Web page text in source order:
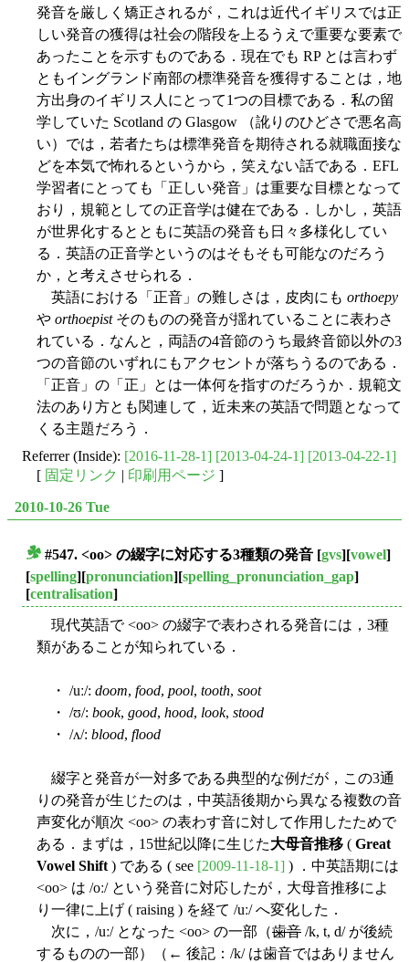
発音を厳しく矯正されるが，これは近代イギリスでは正
しい発音の獲得は社会の階段を上るうえで重要な要素で
あったことを示すものである．現在でも RP とは言わず
ともイングランド南部の標準発音を獲得することは，地
方出身のイギリス人にとって1つの目標である．私の留
学していた Scotland の Glasgow （訛りのひどさで悪名高
い）では，若者たちは標準発音を期待される就職面接な
どを本気で怖れるというから，笑えない話である．EFL
学習者にとっても「正しい発音」は重要な目標となって
おり，規範としての正音学は健在である．しかし，英語
が世界化するとともに英語の発音も日々多様化してい
る．英語の正音学というのはそもそも可能なのだろう
か，と考えさせられる．
英語における「正音」の難しさは，皮肉にも orthoepy
や orthoepistそのものの発音が揺れていることに表わさ
れている．なんと，両語の4音節のうち最終音節以外の3
つの音節のいずれにもアクセントが落ちうるのである．
「正音」の「正」とは一体何を指すのだろうか．規範文
法のあり方とも関連して，近未来の英語で問題となって
くる主題だろう．
Referrer (Inside): [2016-11-28-1] [2013-04-24-1] [2013-04-22-1]
[ 固定リンク 印刷用ページ ]
2010-10-26 Tue
#547. <oo> の綴字に対応する3種類の発音 [gvs][vowel]
[spelling][pronunciation][spelling_pronunciation_gap]
[centralisation]
現代英語で <oo> の綴字で表わされる発音には，3種
類があることが知られている．
・ /uː/: doom, food, pool, tooth, soot
・ /ʊ/: book, good, hood, look, stood
・ /ʌ/: blood, flood
綴字と発音が一対多である典型的な例だが，この3通
りの発音が生じたのは，中英語後期から異なる複数の音
声変化が順次 <oo> の表わす音に対して作用したためで
ある．まずは，15世紀以降に生じた大母音推移 ( Great
Vowel Shift ) である ( see [2009-11-18-1] ) ．中英語期には
<oo> は /oː/ という発音に対応したが，大母音推移によ
り一律に上げ ( raising ) を経て /uː/ へ変化した．
次に，/uː/ となった <oo> の一部（歯音 /k, t, d/ が後続
するものの一部）（← 後記：/k/ は歯音ではありません